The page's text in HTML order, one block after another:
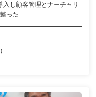
入し顧客管理とナーチャリ
った